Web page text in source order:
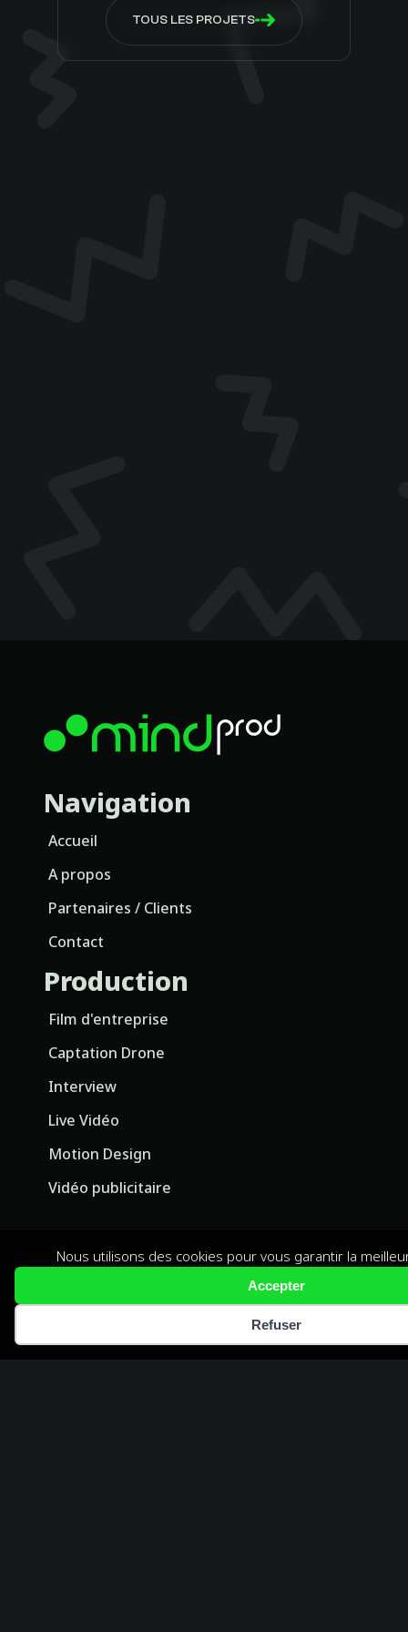
Nous utilisons des cookies pour vous garantir la
Accepter
Refuser
TOUS LES PROJETS
Navigation
Accueil
A propos
Partenaires / Clients
Contact
Production
Film d'entreprise
Captation Drone
Interview
Live Vidéo
Motion Design
Vidéo publicitaire
Mentions légales//CGU